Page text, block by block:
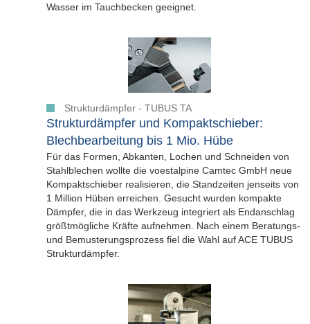
Wasser im Tauchbecken geeignet.
Strukturdämpfer - TUBUS TA
Strukturdämpfer und Kompaktschieber:
Blechbearbeitung bis 1 Mio. Hübe
Für das Formen, Abkanten, Lochen und Schneiden von
Stahlblechen wollte die voestalpine Camtec GmbH neue
Kompaktschieber realisieren, die Standzeiten jenseits von
1 Million Hüben erreichen. Gesucht wurden kompakte
Dämpfer, die in das Werkzeug integriert als Endanschlag
größtmögliche Kräfte aufnehmen. Nach einem Beratungs-
und Bemusterungsprozess fiel die Wahl auf ACE TUBUS
Strukturdämpfer.